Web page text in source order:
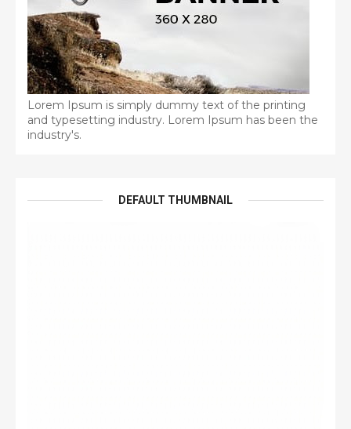
Lorem Ipsum is simply dummy text of the printing
and typesetting industry. Lorem Ipsum has been the
industry's.
DEFAULT THUMBNAIL